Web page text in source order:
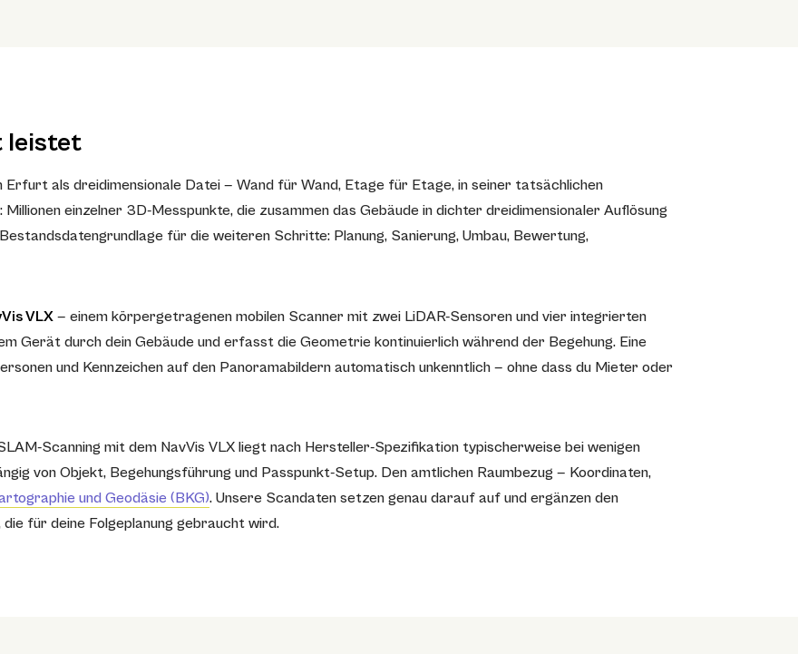
leistet
als dreidimensionale Datei — Wand für Wand, Etage für Etage, in seiner tatsächlichen
: Millionen einzelner 3D-Messpunkte, die zusammen das Gebäude in dichter dreidimensionaler Auflösung
für die weiteren Schritte: Planung, Sanierung, Umbau, Bewertung,
VLX — einem körpergetragenen mobilen Scanner mit zwei LiDAR-Sensoren und vier integrierten
Gerät durch dein Gebäude und erfasst die Geometrie kontinuierlich während der Begehung. Eine
und Kennzeichen auf den Panoramabildern automatisch unkenntlich — ohne dass du Mieter oder
Scanning mit dem NavVis VLX liegt nach Hersteller-Spezifikation typischerweise bei wenigen
von Objekt, Begehungsführung und Passpunkt-Setup. Den amtlichen Raumbezug — Koordinaten,
und Geodäsie (BKG). Unsere Scandaten setzen genau darauf auf und ergänzen den
für deine Folgeplanung gebraucht wird.